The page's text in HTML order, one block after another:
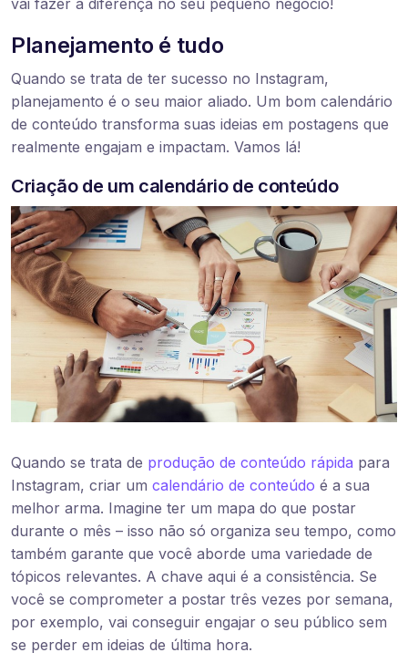
vai fazer a diferença no seu pequeno negócio!
Planejamento é tudo
Quando se trata de ter sucesso no Instagram,
planejamento é o seu maior aliado. Um bom calendário
de conteúdo transforma suas ideias em postagens que
realmente engajam e impactam. Vamos lá!
Criação de um calendário de conteúdo
Quando se trata de produção de conteúdo rápida para
Instagram, criar um calendário de conteúdo é a sua
melhor arma. Imagine ter um mapa do que postar
durante o mês – isso não só organiza seu tempo, como
também garante que você aborde uma variedade de
tópicos relevantes. A chave aqui é a consistência. Se
você se comprometer a postar três vezes por semana,
por exemplo, vai conseguir engajar o seu público sem
se perder em ideias de última hora.